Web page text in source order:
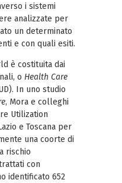
i sistemi
analizzate per
un determinato
e con quali esiti.
è costituita dai
o Health Care
In uno studio
, Mora e colleghi
Utilization
e Toscana per
una coorte di
rischio
con
identificato 652